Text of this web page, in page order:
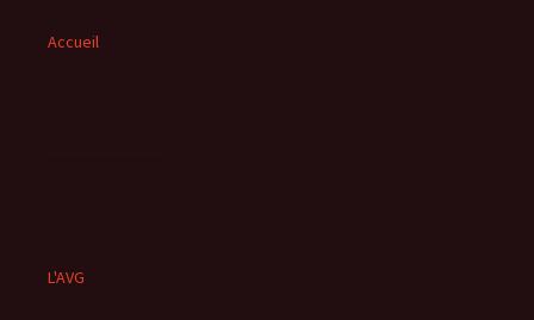
Accueil
L'AVG